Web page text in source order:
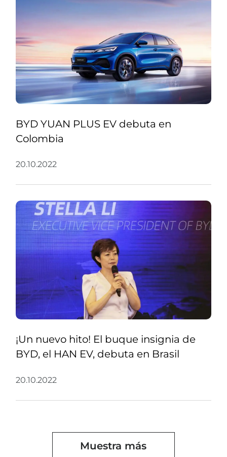
BYD YUAN PLUS EV debuta en
Colombia
20.10.2022
¡Un nuevo hito! El buque insignia de
BYD, el HAN EV, debuta en Brasil
20.10.2022
Muestra más